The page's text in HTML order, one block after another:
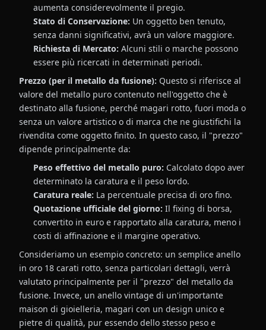
aumenta considerevolmente il pregio.
Stato di Conservazione: Un oggetto ben tenuto,
senza danni significativi, avrà un valore maggiore.
Richiesta di Mercato: Alcuni stili o marche possono
essere più ricercati in determinati periodi.
Prezzo (per il metallo da fusione): Questo si riferisce al
valore del metallo puro contenuto nell'oggetto che è
destinato alla fusione, perché magari rotto, fuori moda o
senza un valore artistico o di marca che ne giustifichi la
rivendita come oggetto finito. In questo caso, il "prezzo"
dipende principalmente da:
Peso effettivo del metallo puro: Calcolato dopo aver
determinato la caratura e il peso lordo.
Caratura reale: La percentuale precisa di oro fino.
Quotazione ufficiale del giorno: Il fixing di borsa,
convertito in euro e rapportato alla caratura, meno i
costi di affinazione e il margine operativo.
Consideriamo un esempio concreto: un semplice anello
in oro 18 carati rotto, senza particolari dettagli, verrà
valutato principalmente per il "prezzo" del metallo da
fusione. Invece, un anello vintage di un'importante
maison di gioielleria, magari con un design unico e
pietre di qualità, pur essendo dello stesso peso e